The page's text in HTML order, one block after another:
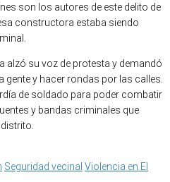
son los autores de este delito de
constructora estaba siendo
alzó su voz de protesta y demandó
gente y hacer rondas por las calles.
de soldado para poder combatir
y bandas criminales que
Seguridad vecinal Violencia en El